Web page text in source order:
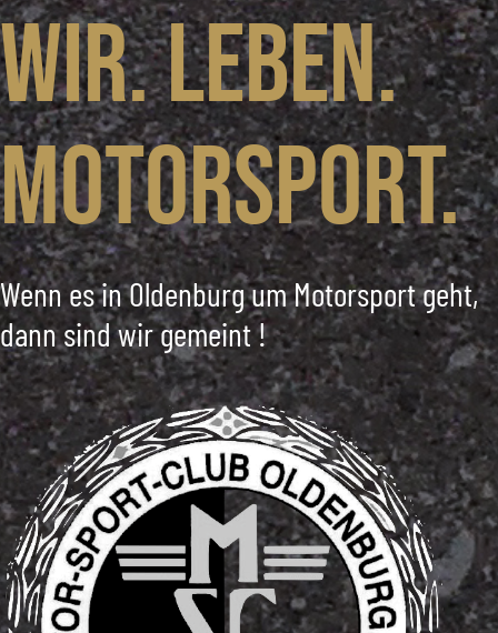
Wir. Leben.
Motorsport.
Wenn es in Oldenburg um Motorsport geht,
dann sind wir gemeint !